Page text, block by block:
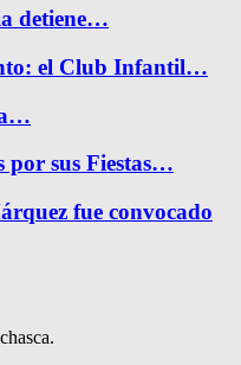
detiene…
el Club Infantil…
por sus Fiestas…
fue convocado